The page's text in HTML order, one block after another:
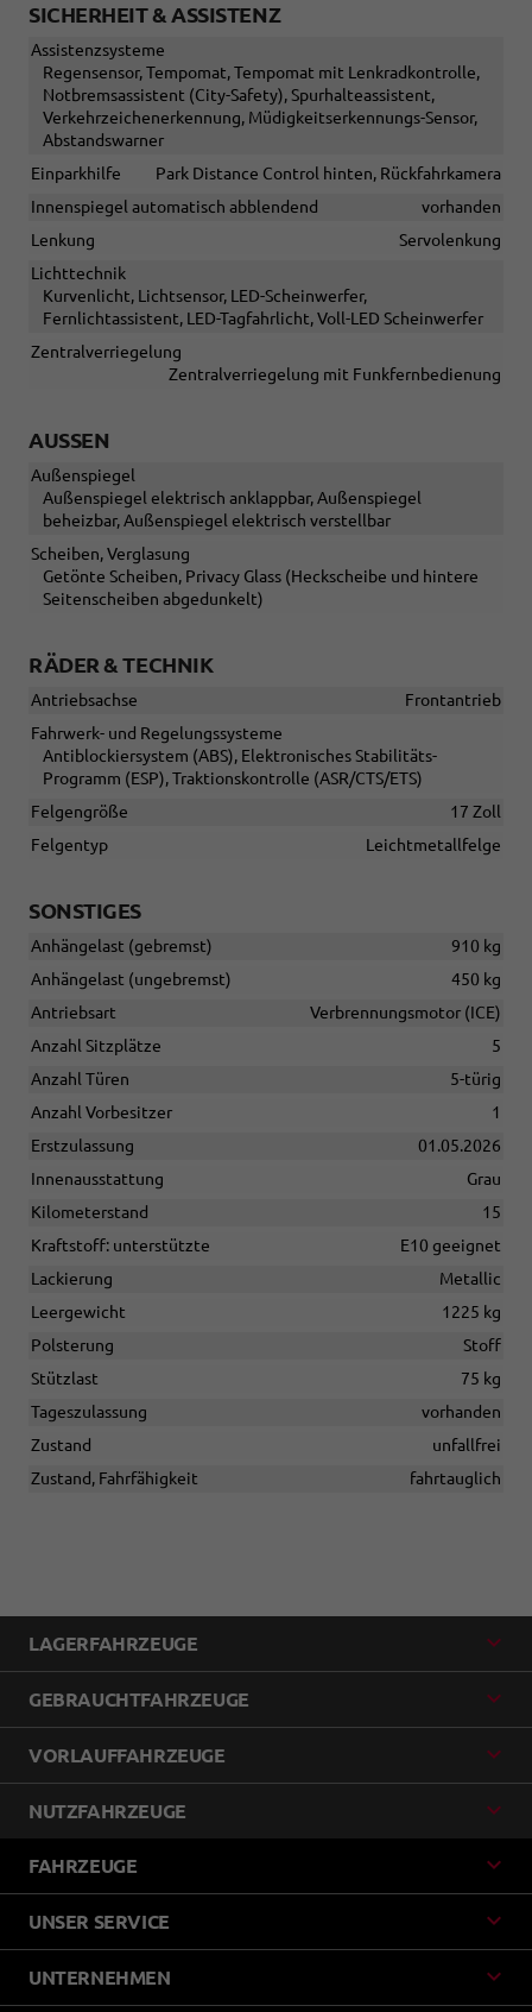
SICHERHEIT & ASSISTENZ
Assistenzsysteme
Regensensor, Tempomat, Tempomat mit Lenkradkontrolle,
Notbremsassistent (City-Safety), Spurhalteassistent,
Verkehrzeichenerkennung, Müdigkeitserkennungs-Sensor,
Abstandswarner
Einparkhilfe
Park Distance Control hinten, Rückfahrkamera
Innenspiegel automatisch abblendend
vorhanden
Lenkung
Servolenkung
Lichttechnik
Kurvenlicht, Lichtsensor, LED-Scheinwerfer,
Fernlichtassistent, LED-Tagfahrlicht, Voll-LED Scheinwerfer
Zentralverriegelung
Zentralverriegelung mit Funkfernbedienung
AUSSEN
Außenspiegel
Außenspiegel elektrisch anklappbar, Außenspiegel
beheizbar, Außenspiegel elektrisch verstellbar
Scheiben, Verglasung
Getönte Scheiben, Privacy Glass (Heckscheibe und hintere
Seitenscheiben abgedunkelt)
RÄDER & TECHNIK
Antriebsachse
Frontantrieb
Fahrwerk- und Regelungssysteme
Antiblockiersystem (ABS), Elektronisches Stabilitäts-
Programm (ESP), Traktionskontrolle (ASR/CTS/ETS)
Felgengröße
17 Zoll
Felgentyp
Leichtmetallfelge
SONSTIGES
Anhängelast (gebremst)
910 kg
Anhängelast (ungebremst)
450 kg
Antriebsart
Verbrennungsmotor (ICE)
Anzahl Sitzplätze
5
Anzahl Türen
5-türig
Anzahl Vorbesitzer
1
Erstzulassung
01.05.2026
Innenausstattung
Grau
Kilometerstand
15
Kraftstoff: unterstützte
E10 geeignet
Lackierung
Metallic
Leergewicht
1225 kg
Polsterung
Stoff
Stützlast
75 kg
Tageszulassung
vorhanden
Zustand
unfallfrei
Zustand, Fahrfähigkeit
fahrtauglich
LAGERFAHRZEUGE
GEBRAUCHTFAHRZEUGE
VORLAUFFAHRZEUGE
NUTZFAHRZEUGE
FAHRZEUGE
UNSER SERVICE
UNTERNEHMEN